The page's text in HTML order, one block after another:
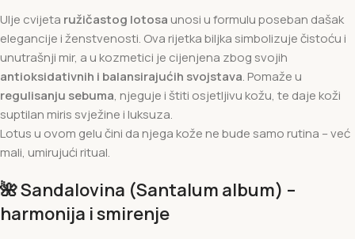
Ulje cvijeta ružičastog lotosa unosi u formulu poseban dašak
elegancije i ženstvenosti. Ova rijetka biljka simbolizuje čistoću i
unutrašnji mir, a u kozmetici je cijenjena zbog svojih
antioksidativnih i balansirajućih svojstava. Pomaže u
regulisanju sebuma, njeguje i štiti osjetljivu kožu, te daje koži
suptilan miris svježine i luksuza.
Lotus u ovom gelu čini da njega kože ne bude samo rutina – već
mali, umirujući ritual.
🌺Sandalovina (Santalum album) –
harmonija i smirenje